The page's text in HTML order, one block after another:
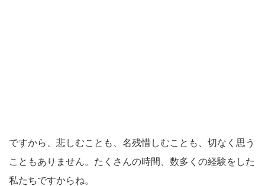
ですから、悲しむことも、名残惜しむことも、切なく思う
こともありません。たくさんの時間、数多くの経験をした
私たちですからね。